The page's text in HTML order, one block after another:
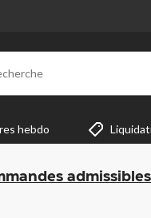
hebdo